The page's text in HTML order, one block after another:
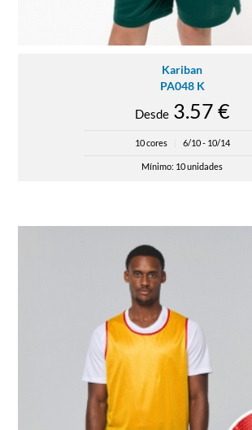
Kariban
PA048 K
Desde3.57 €
10 cores 6/10 - 10/14
Mínimo: 10 unidades